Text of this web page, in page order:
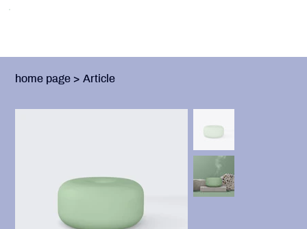
home page > Article